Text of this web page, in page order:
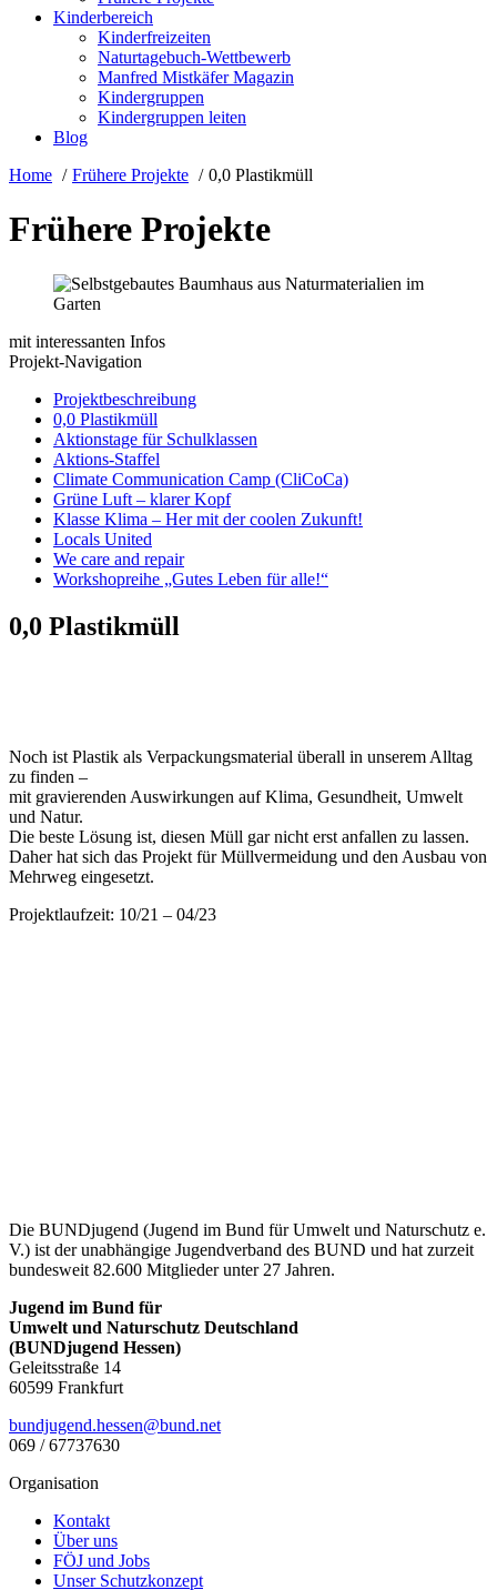
Kinderbereich
Kinderfreizeiten
Naturtagebuch-Wettbewerb
Manfred Mistkäfer Magazin
Kindergruppen
Kindergruppen leiten
Blog
Home
Frühere Projekte 0,0 Plastikmüll
Frühere Projekte
mit interessanten Infos
Projekt-Navigation
Projektbeschreibung
0,0 Plastikmüll
Aktionstage für Schulklassen
Aktions-Staffel
Climate Communication Camp (CliCoCa)
Grüne Luft – klarer Kopf
Klasse Klima – Her mit der coolen Zukunft!
Locals United
We care and repair
Workshopreihe „Gutes Leben für alle!“
0,0 Plastikmüll
Noch ist Plastik als Verpackungsmaterial überall in unserem Alltag
zu finden –
mit gravierenden Auswirkungen auf Klima, Gesundheit, Umwelt
und Natur.
Die beste Lösung ist, diesen Müll gar nicht erst anfallen zu lassen.
Daher hat sich das Projekt für Müllvermeidung und den Ausbau von
Mehrweg eingesetzt.
Projektlaufzeit: 10/21 – 04/23
Die BUNDjugend (Jugend im Bund für Umwelt und Naturschutz e.
V.) ist der unabhängige Jugendverband des BUND und hat zurzeit
bundesweit 82.600 Mitglieder unter 27 Jahren.
Jugend im Bund für
Umwelt und Naturschutz Deutschland
(BUNDjugend Hessen)
Geleitsstraße 14
60599 Frankfurt
bundjugend.hessen@bund.net
069 / 67737630
Organisation
Kontakt
Über uns
FÖJ und Jobs
Unser Schutzkonzept